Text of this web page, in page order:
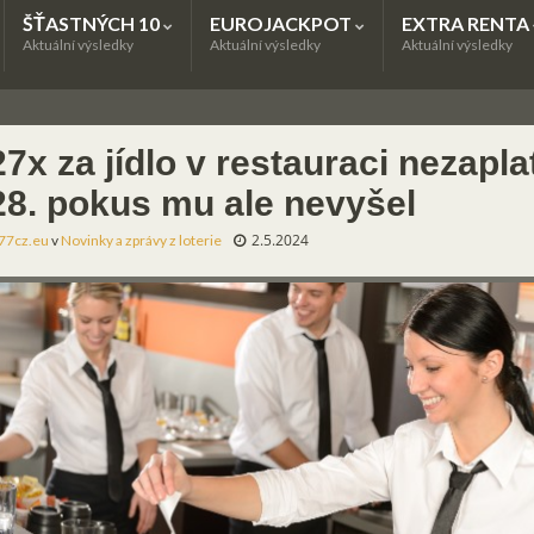
ŠŤASTNÝCH 10
Aktuální výsledky
EUROJACKPOT
Aktuální výsledky
EXTRA RENTA
Aktuální výsledky
za jídlo v restauraci
pokus mu ale nevyšel
vNovinky a zprávy z loterie 2.5.2024